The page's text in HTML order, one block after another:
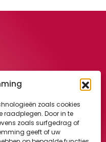
zoals cookies
Door in te
zoals surfgedrag of
geeft of uw